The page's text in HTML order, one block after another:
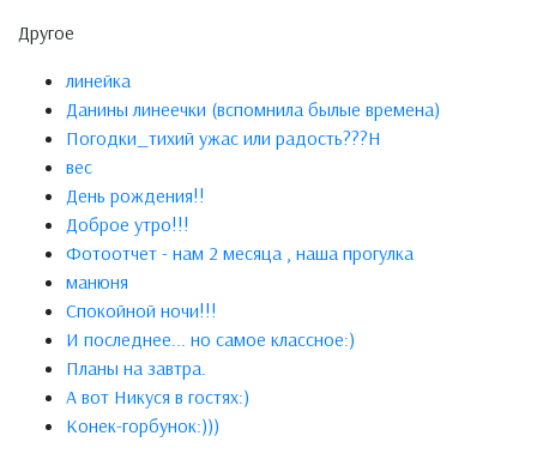
Другое
линейка
Данины линеечки (вспомнила былые времена)
Погодки_тихий ужас или радость???Н
вес
День рождения!!
Доброе утро!!!
Фотоотчет - нам 2 месяца , наша прогулка
манюня
Спокойной ночи!!!
И последнее... но самое классное:)
Планы на завтра.
А вот Никуся в гостях:)
Конек-горбунок:)))